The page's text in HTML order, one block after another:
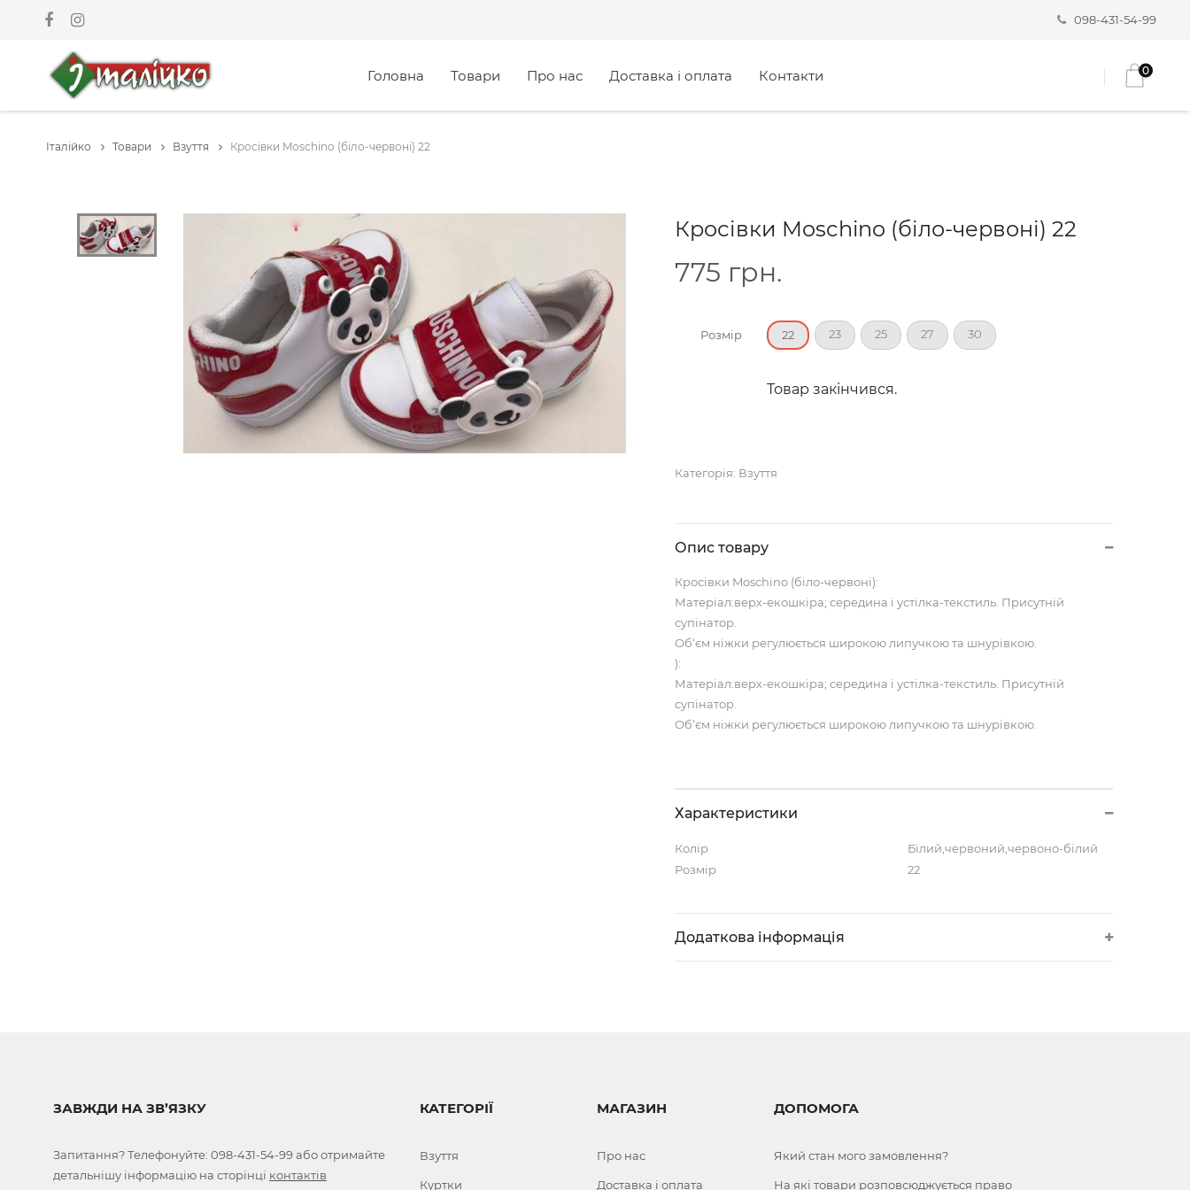
098-431-54-99
Головна Товари Про нас Доставка і оплата Контакти 0
Італійко Товари Взуття Кросівки Moschino (біло-червоні) 22
Кросівки Moschino (біло-червоні) 22
775 грн.
Розмір 22 23 25 27 30
Товар закінчився.
Категорія: Взуття
Опис товару
Кросівки Moschino (біло-червоні):
Матеріал:верх-екошкіра; середина і устілка-текстиль. Присутній
супінатор.
Об‘єм ніжки регулюється широкою липучкою та шнурівкою.
):
Матеріал:верх-екошкіра; середина і устілка-текстиль. Присутній
супінатор.
Об‘єм ніжки регулюється широкою липучкою та шнурівкою.
Характеристики
Колір
Білий,червоний,червоно-білий
Розмір
22
Додаткова інформація
ЗАВЖДИ НА ЗВ’ЯЗКУ
Запитання? Телефонуйте: 098-431-54-99або отримайте
детальнішу інформацію на сторінці контактів
КАТЕГОРІЇ
Взуття
Куртки
МАГАЗИН
Про нас
Доставка і оплата
ДОПОМОГА
Який стан мого замовлення?
На які товари розповсюджується право